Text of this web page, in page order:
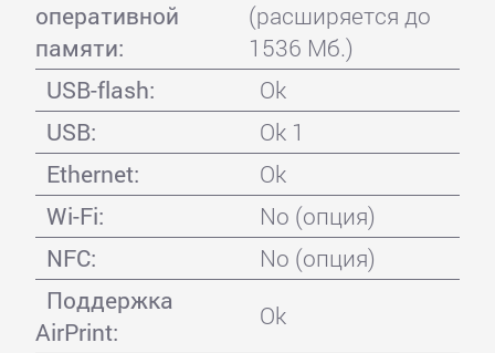
оперативной
памяти:
(расширяется до
1536 Мб.)
USB-flash:
Ok
USB:
Ok 1
Ethernet:
Ok
Wi-Fi:
No (опция)
NFC:
No (опция)
Поддержка
AirPrint:
Ok